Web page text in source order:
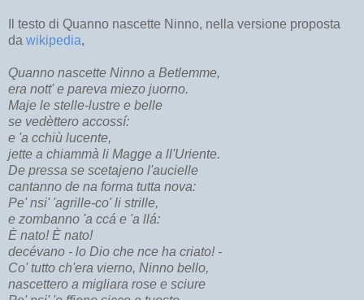
Il testo di Quanno nascette Ninno, nella versione proposta
da wikipedia,
Quanno nascette Ninno a Betlemme,
era nott' e pareva miezo juorno.
Maje le stelle-lustre e belle
se vedèttero accossí:
e 'a cchiù lucente,
jette a chiammà li Magge a ll'Uriente.
De pressa se scetajeno l'aucielle
cantanno de na forma tutta nova:
Pe' nsi' 'agrille-co' li strille,
e zombanno 'a ccá e 'a llá:
È nato! È nato!
decévano - lo Dio che nce ha criato! -
Co' tutto ch'era vierno, Ninno bello,
nascettero a migliara rose e sciure